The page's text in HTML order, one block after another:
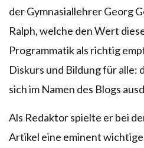
der Gymnasiallehrer Georg
Ralph, welche den Wert
Programmatik als richtig
Diskurs und Bildung für alle:
sich im Namen des Blogs
Als Redaktor spielte er bei
Artikel eine eminent wichtige